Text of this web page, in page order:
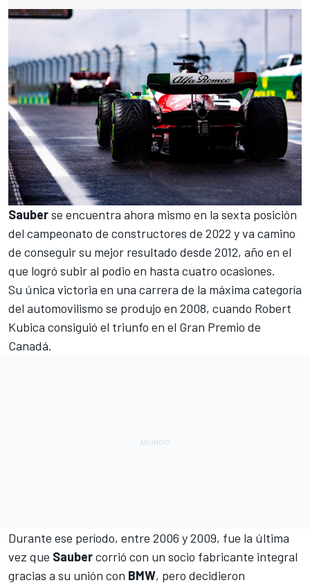
Sauberse encuentra ahora mismo en la sexta posición
del campeonato de constructores de 2022 y va camino
de conseguir su mejor resultado desde 2012, año en el
que logró subir al podio en hasta cuatro ocasiones.
Su única victoria en una carrera de la máxima categoría
del automovilismo se produjo en 2008, cuando Robert
Kubica consiguió el triunfo en el Gran Premio de
Canadá.
Durante ese período, entre 2006 y 2009, fue la última
vez que Saubercorrió con un socio fabricante integral
gracias a su unión con BMW, pero decidieron